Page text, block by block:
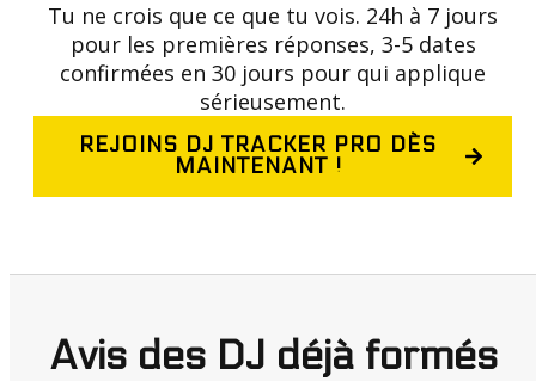
Tu ne crois que ce que tu vois. 24h à 7 jours
pour les premières réponses, 3-5 dates
confirmées en 30 jours pour qui applique
sérieusement.
REJOINS DJ TRACKER PRO DÈS
MAINTENANT !
Avis des DJ déjà formés